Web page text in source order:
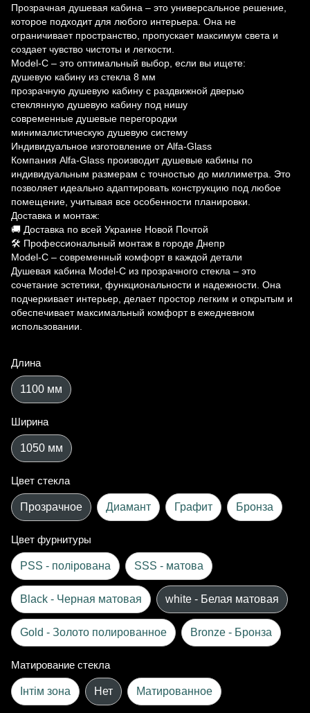
Прозрачная душевая кабина – это универсальное решение,
которое подходит для любого интерьера. Она не
ограничивает пространство, пропускает максимум света и
создает чувство чистоты и легкости.
Model-C – это оптимальный выбор, если вы ищете:
душевую кабину из стекла 8 мм
прозрачную душевую кабину с раздвижной дверью
стеклянную душевую кабину под нишу
современные душевые перегородки
минималистическую душевую систему
Индивидуальное изготовление от Alfa-Glass
Компания Alfa-Glass производит душевые кабины по
индивидуальным размерам с точностью до миллиметра. Это
позволяет идеально адаптировать конструкцию под любое
помещение, учитывая все особенности планировки.
Доставка и монтаж:
🚚 Доставка по всей Украине Новой Почтой
🛠 Профессиональный монтаж в городе Днепр
Model-C – современный комфорт в каждой детали
Душевая кабина Model-C из прозрачного стекла – это
сочетание эстетики, функциональности и надежности. Она
подчеркивает интерьер, делает простор легким и открытым и
обеспечивает максимальный комфорт в ежедневном
использовании.
Длина
1100 мм
Ширина
1050 мм
Цвет стекла
Прозрачное Диамант Графит Бронза
Цвет фурнитуры
PSS - полірована SSS - матова
Black - Черная матовая white - Белая матовая
Gold - Золото полированное Bronze - Бронза
Матирование стекла
Інтім зона Нет Матированное